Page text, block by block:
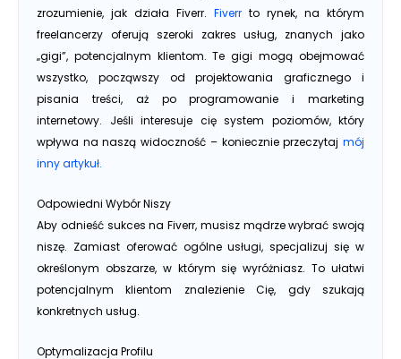
zrozumienie, jak działa Fiverr. Fiverr to rynek, na którym
freelancerzy oferują szeroki zakres usług, znanych jako
„gigi”, potencjalnym klientom. Te gigi mogą obejmować
wszystko, począwszy od projektowania graficznego i
pisania treści, aż po programowanie i marketing
internetowy. Jeśli interesuje cię system poziomów, który
wpływa na naszą widoczność – koniecznie przeczytaj mój
inny artykuł.
Odpowiedni Wybór Niszy
Aby odnieść sukces na Fiverr, musisz mądrze wybrać swoją
niszę. Zamiast oferować ogólne usługi, specjalizuj się w
określonym obszarze, w którym się wyróżniasz. To ułatwi
potencjalnym klientom znalezienie Cię, gdy szukają
konkretnych usług.
Optymalizacja Profilu